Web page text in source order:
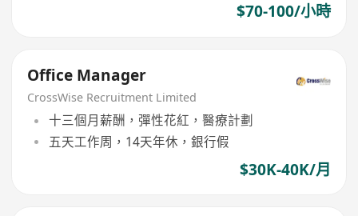
$70-100/小時
Office Manager
CrossWise Recruitment Limited
十三個月薪酬，彈性花紅，醫療計劃
五天工作周，14天年休，銀行假
$30K-40K/月